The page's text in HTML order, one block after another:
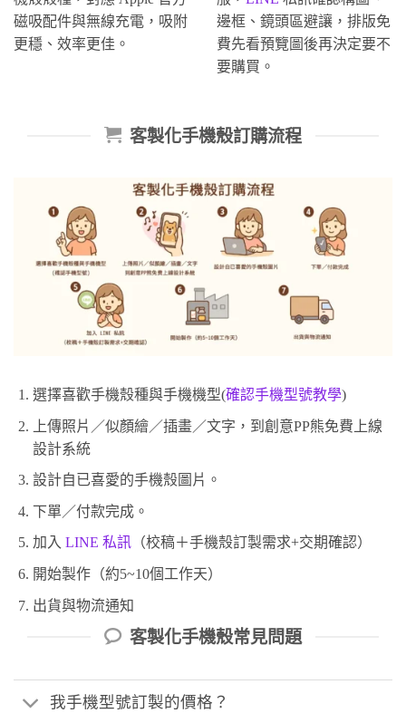
磁吸配件與無線充電，吸附
更穩、效率更佳。
邊框、鏡頭區避讓，排版免
費先看預覽圖後再決定要不
要購買。
客製化手機殼訂購流程
選擇喜歡手機殼種與手機機型(確認手機型號教學)
上傳照片／似顏繪／插畫／文字，到創意PP熊免費上線
設計系統
設計自已喜愛的手機殼圖片。
下單／付款完成。
加入 LINE 私訊（校稿＋手機殼訂製需求+交期確認）
開始製作（約5~10個工作天）
出貨與物流通知
客製化手機殼常見問題
我手機型號訂製的價格？